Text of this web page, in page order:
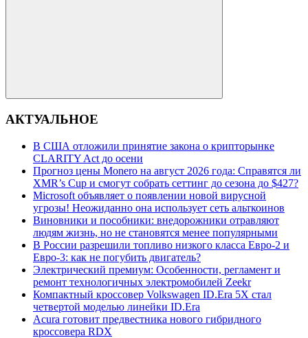
Поиск
АКТУАЛЬНОЕ
В США отложили принятие закона о крипторынке
CLARITY Act до осени
Прогноз цены Monero на август 2026 года: Справятся ли
XMR’s Cup и смогут собрать сеттинг до сезона до $427?
Microsoft объявляет о появлении новой вирусной
угрозы! Неожиданно она использует сеть альткоинов
Виновники и пособники: внедорожники отравляют
людям жизнь, но не становятся менее популярными
В России разрешили топливо низкого класса Евро-2 и
Евро-3: как не погубить двигатель?
Электрический премиум: Особенности, регламент и
ремонт технологичных электромобилей Zeekr
Компактный кроссовер Volkswagen ID.Era 5X стал
четвертой моделью линейки ID.Era
Acura готовит предвестника нового гибридного
кроссовера RDX